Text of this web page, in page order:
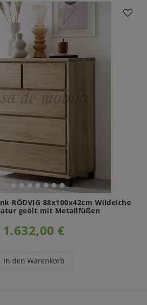
RÖDVIG 88x100x42cm Wildeiche
geölt mit Metallfüßen
1.632,00 €
In den Warenkorb